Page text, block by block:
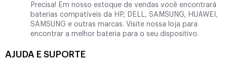
Precisa! Em nosso estoque de vendas você encontrará
baterias compatíveis da HP, DELL, SAMSUNG, HUAWEI,
SAMSUNG e outras marcas. Visite nossa loja para
encontrar a melhor bateria para o seu dispositivo.
AJUDA E SUPORTE